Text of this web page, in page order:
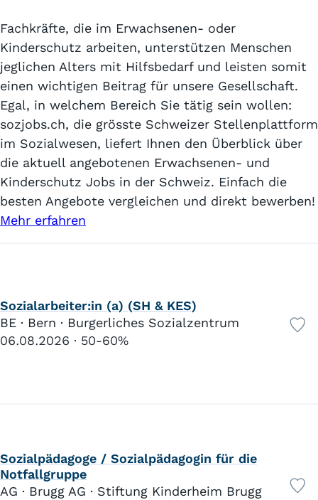
Fachkräfte, die im Erwachsenen- oder
Kinderschutz arbeiten, unterstützen Menschen
jeglichen Alters mit Hilfsbedarf und leisten somit
einen wichtigen Beitrag für unsere Gesellschaft.
Egal, in welchem Bereich Sie tätig sein wollen:
sozjobs.ch, die grösste Schweizer Stellenplattform
im Sozialwesen, liefert Ihnen den Überblick über
die aktuell angebotenen Erwachsenen- und
Kinderschutz Jobs in der Schweiz. Einfach die
besten Angebote vergleichen und direkt bewerben!
Mehr erfahren
Sozialarbeiter:in (a) (SH & KES)
BE · Bern · Burgerliches Sozialzentrum
06.08.2026
50-60%
Sozialpädagoge / Sozialpädagogin für die
Notfallgruppe
AG · Brugg AG · Stiftung Kinderheim Brugg